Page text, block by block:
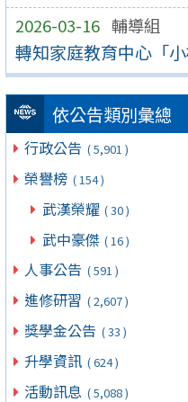
2026-03-16 輔導組
轉知家庭教育中心「
依公告類別彙總
行政公告 ( 5,901 )
榮譽榜 ( 154 )
武漢榮耀 ( 30 )
武中豪傑 ( 16 )
人事公告 ( 591 )
進修研習 ( 2,607 )
獎學金公告 ( 33 )
升學資訊 ( 624 )
活動訊息 ( 5,088 )